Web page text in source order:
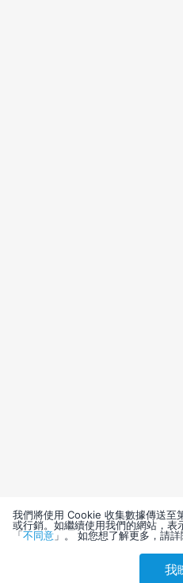
我們將使用 Cookie 收集數據傳送至
或行銷。如繼續使用我們的網站，
「不同意 」。 如您想了解更多，請詳
我